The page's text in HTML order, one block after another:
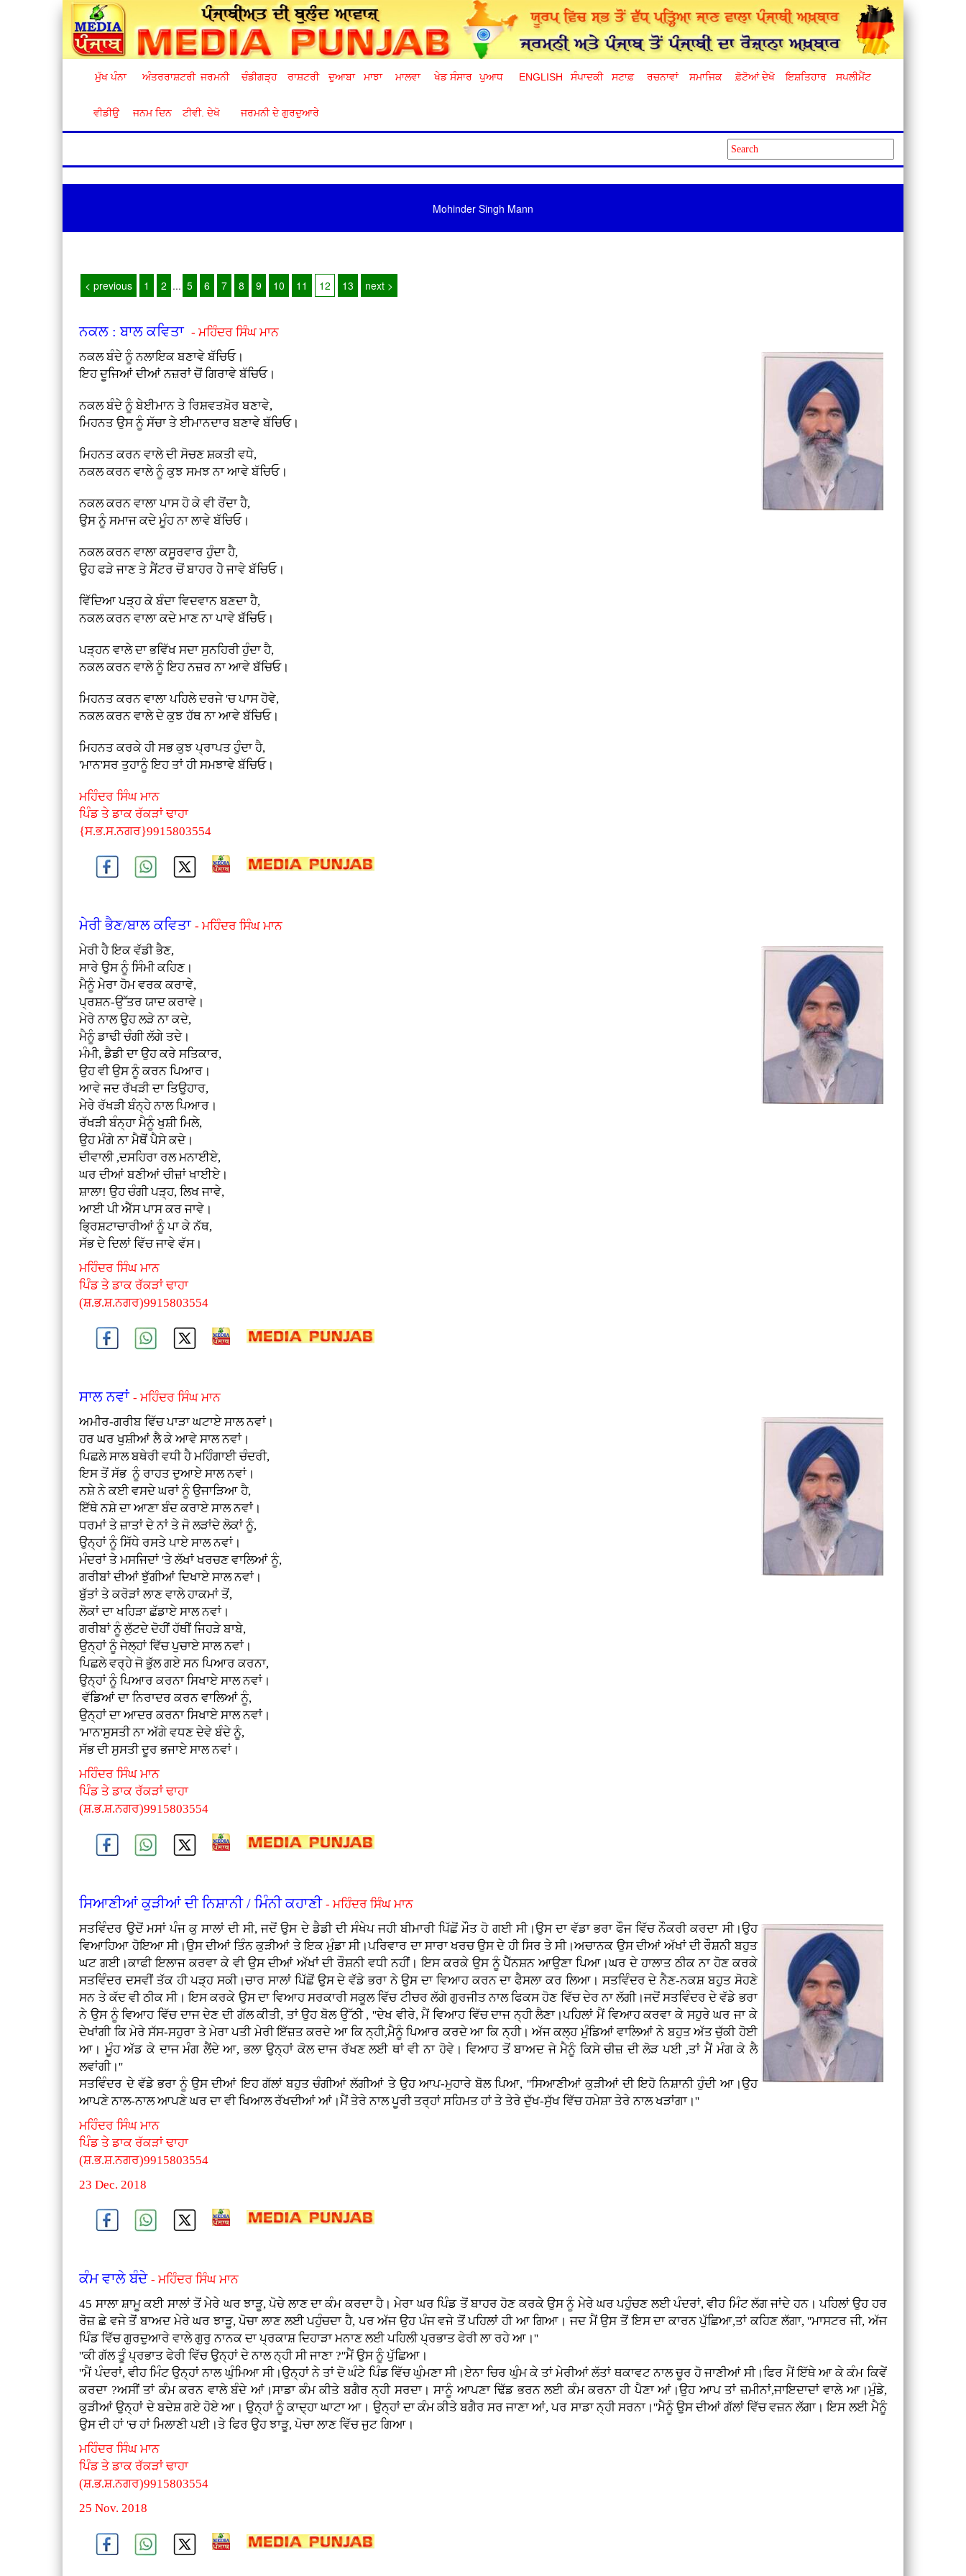
ਮੁੱਖ ਪੰਨਾ ਅੰਤਰਰਾਸ਼ਟਰੀ ਜਰਮਨੀ ਚੰਡੀਗੜ੍ਹ ਰਾਸ਼ਟਰੀ ਦੁਆਬਾ ਮਾਝਾ ਮਾਲਵਾ ਖੇਡ ਸੰਸਾਰ ਪੁਆਧ ENGLISH ਸੰਪਾਦਕੀ ਸਟਾਫ਼ ਰਚਨਾਵਾਂ ਸਮਾਜਿਕ ਫ਼ੋਟੋਆਂ ਦੇਖੋ ਇਸ਼ਤਿਹਾਰ ਸਪਲੀਮੈਂਟ
ਵੀਡੀਉ ਜਨਮ ਦਿਨ ਟੀਵੀ. ਦੇਖੋ ਜਰਮਨੀ ਦੇ ਗੁਰਦੁਆਰੇ
Mohinder Singh Mann
< previous 1 2 ... 5 6 7 8 9 10 11 12 13 next >
ਨਕਲ : ਬਾਲ ਕਵਿਤਾ- ਮਹਿੰਦਰ ਸਿੰਘ ਮਾਨ
ਨਕਲ ਬੰਦੇ ਨੂੰ ਨਲਾਇਕ ਬਣਾਵੇ ਬੱਚਿਓ।
ਇਹ ਦੂਜਿਆਂ ਦੀਆਂ ਨਜ਼ਰਾਂ ਚੋਂ ਗਿਰਾਵੇ ਬੱਚਿਓ।
ਨਕਲ ਬੰਦੇ ਨੂੰ ਬੇਈਮਾਨ ਤੇ ਰਿਸ਼ਵਤਖ਼ੋਰ ਬਣਾਵੇ,
ਮਿਹਨਤ ਉਸ ਨੂੰ ਸੱਚਾ ਤੇ ਈਮਾਨਦਾਰ ਬਣਾਵੇ ਬੱਚਿਓ।
ਮਿਹਨਤ ਕਰਨ ਵਾਲੇ ਦੀ ਸੋਚਣ ਸ਼ਕਤੀ ਵਧੇ,
ਨਕਲ ਕਰਨ ਵਾਲੇ ਨੂੰ ਕੁਝ ਸਮਝ ਨਾ ਆਵੇ ਬੱਚਿਓ।
ਨਕਲ ਕਰਨ ਵਾਲਾ ਪਾਸ ਹੋ ਕੇ ਵੀ ਰੋਂਦਾ ਹੈ,
ਉਸ ਨੂੰ ਸਮਾਜ ਕਦੇ ਮੂੰਹ ਨਾ ਲਾਵੇ ਬੱਚਿਓ।
ਨਕਲ ਕਰਨ ਵਾਲਾ ਕਸੂਰਵਾਰ ਹੁੰਦਾ ਹੈ,
ਉਹ ਫੜੇ ਜਾਣ ਤੇ ਸੈਂਟਰ ਚੋਂ ਬਾਹਰ ਹੇੋ ਜਾਵੇ ਬੱਚਿਓ।
ਵਿੱਦਿਆ ਪੜ੍ਹ ਕੇ ਬੰਦਾ ਵਿਦਵਾਨ ਬਣਦਾ ਹੈ,
ਨਕਲ ਕਰਨ ਵਾਲਾ ਕਦੇ ਮਾਣ ਨਾ ਪਾਵੇ ਬੱਚਿਓ।
ਪੜ੍ਹਨ ਵਾਲੇ ਦਾ ਭਵਿੱਖ ਸਦਾ ਸੁਨਹਿਰੀ ਹੁੰਦਾ ਹੈ,
ਨਕਲ ਕਰਨ ਵਾਲੇ ਨੂੰ ਇਹ ਨਜ਼ਰ ਨਾ ਆਵੇ ਬੱਚਿਓ।
ਮਿਹਨਤ ਕਰਨ ਵਾਲਾ ਪਹਿਲੇ ਦਰਜੇ 'ਚ ਪਾਸ ਹੋਵੇ,
ਨਕਲ ਕਰਨ ਵਾਲੇ ਦੇ ਕੁਝ ਹੱਥ ਨਾ ਆਵੇ ਬੱਚਿਓ।
ਮਿਹਨਤ ਕਰਕੇ ਹੀ ਸਭ ਕੁਝ ਪ੍ਰਾਪਤ ਹੁੰਦਾ ਹੈ,
'ਮਾਨ'ਸਰ ਤੁਹਾਨੂੰ ਇਹ ਤਾਂ ਹੀ ਸਮਝਾਵੇ ਬੱਚਿਓ।
ਮਹਿੰਦਰ ਸਿੰਘ ਮਾਨ
ਪਿੰਡ ਤੇ ਡਾਕ ਰੱਕੜਾਂ ਢਾਹਾ
{ਸ.ਭ.ਸ.ਨਗਰ}9915803554
ਮੇਰੀ ਭੈਣ/ਬਾਲ ਕਵਿਤਾ- ਮਹਿੰਦਰ ਸਿੰਘ ਮਾਨ
ਮੇਰੀ ਹੈ ਇਕ ਵੱਡੀ ਭੈਣ,
ਸਾਰੇ ਉਸ ਨੂੰ ਸਿੰਮੀ ਕਹਿਣ।
ਮੈਨੂੰ ਮੇਰਾ ਹੋਮ ਵਰਕ ਕਰਾਵੇ,
ਪ੍ਰਸ਼ਨ-ਉੱਤਰ ਯਾਦ ਕਰਾਵੇ।
ਮੇਰੇ ਨਾਲ ਉਹ ਲੜੇ ਨਾ ਕਦੇ,
ਮੈਨੂੰ ਡਾਢੀ ਚੰਗੀ ਲੱਗੇ ਤਦੇ।
ਮੰਮੀ, ਡੈਡੀ ਦਾ ਉਹ ਕਰੇ ਸਤਿਕਾਰ,
ਉਹ ਵੀ ਉਸ ਨੂੰ ਕਰਨ ਪਿਆਰ।
ਆਵੇ ਜਦ ਰੱਖੜੀ ਦਾ ਤਿਉਹਾਰ,
ਮੇਰੇ ਰੱਖੜੀ ਬੰਨ੍ਹੇ ਨਾਲ ਪਿਆਰ।
ਰੱਖੜੀ ਬੰਨ੍ਹਾ ਮੈਨੂੰ ਖੁਸ਼ੀ ਮਿਲੇ,
ਉਹ ਮੰਗੇ ਨਾ ਮੈਥੋਂ ਪੈਸੇ ਕਦੇ।
ਦੀਵਾਲੀ ,ਦਸਹਿਰਾ ਰਲ ਮਨਾਈਏ,
ਘਰ ਦੀਆਂ ਬਣੀਆਂ ਚੀਜ਼ਾਂ ਖਾਈਏ।
ਸ਼ਾਲਾ! ਉਹ ਚੰਗੀ ਪੜ੍ਹ, ਲਿਖ ਜਾਵੇ,
ਆਈ ਪੀ ਐੱਸ ਪਾਸ ਕਰ ਜਾਵੇ।
ਭ੍ਰਿਸ਼ਟਾਚਾਰੀਆਂ ਨੂੰ ਪਾ ਕੇ ਨੱਥ,
ਸੱਭ ਦੇ ਦਿਲਾਂ ਵਿੱਚ ਜਾਵੇ ਵੱਸ।
ਮਹਿੰਦਰ ਸਿੰਘ ਮਾਨ
ਪਿੰਡ ਤੇ ਡਾਕ ਰੱਕੜਾਂ ਢਾਹਾ
(ਸ਼.ਭ.ਸ਼.ਨਗਰ)9915803554
ਸਾਲ ਨਵਾਂ- ਮਹਿੰਦਰ ਸਿੰਘ ਮਾਨ
ਅਮੀਰ-ਗਰੀਬ ਵਿੱਚ ਪਾੜਾ ਘਟਾਏ ਸਾਲ ਨਵਾਂ।
ਹਰ ਘਰ ਖੁਸ਼ੀਆਂ ਲੈ ਕੇ ਆਵੇ ਸਾਲ ਨਵਾਂ।
ਪਿਛਲੇ ਸਾਲ ਬਥੇਰੀ ਵਧੀ ਹੈ ਮਹਿੰਗਾਈ ਚੰਦਰੀ,
ਇਸ ਤੋਂ ਸੱਭ ਨੂੰ ਰਾਹਤ ਦੁਆਏ ਸਾਲ ਨਵਾਂ।
ਨਸ਼ੇ ਨੇ ਕਈ ਵਸਦੇ ਘਰਾਂ ਨੂੰ ਉਜਾੜਿਆ ਹੈ,
ਇੱਥੇ ਨਸ਼ੇ ਦਾ ਆਣਾ ਬੰਦ ਕਰਾਏ ਸਾਲ ਨਵਾਂ।
ਧਰਮਾਂ ਤੇ ਜ਼ਾਤਾਂ ਦੇ ਨਾਂ ਤੇ ਜੋ ਲੜਾਂਦੇ ਲੋਕਾਂ ਨੂੰ,
ਉਨ੍ਹਾਂ ਨੂੰ ਸਿੱਧੇ ਰਸਤੇ ਪਾਏ ਸਾਲ ਨਵਾਂ।
ਮੰਦਰਾਂ ਤੇ ਮਸਜਿਦਾਂ 'ਤੇ ਲੱਖਾਂ ਖਰਚਣ ਵਾਲਿਆਂ ਨੂੰ,
ਗਰੀਬਾਂ ਦੀਆਂ ਝੁੱਗੀਆਂ ਦਿਖਾਏ ਸਾਲ ਨਵਾਂ।
ਬੁੱਤਾਂ ਤੇ ਕਰੋੜਾਂ ਲਾਣ ਵਾਲੇ ਹਾਕਮਾਂ ਤੋਂ,
ਲੋਕਾਂ ਦਾ ਖਹਿੜਾ ਛੱਡਾਏ ਸਾਲ ਨਵਾਂ।
ਗਰੀਬਾਂ ਨੂੰ ਲੁੱਟਦੇ ਦੋਹੀਂ ਹੱਥੀਂ ਜਿਹੜੇ ਬਾਬੇ,
ਉਨ੍ਹਾਂ ਨੂੰ ਜੇਲ੍ਹਾਂ ਵਿੱਚ ਪੁਚਾਏ ਸਾਲ ਨਵਾਂ।
ਪਿਛਲੇ ਵਰ੍ਹੇ ਜੋ ਭੁੱਲ ਗਏ ਸਨ ਪਿਆਰ ਕਰਨਾ,
ਉਨ੍ਹਾਂ ਨੂੰ ਪਿਆਰ ਕਰਨਾ ਸਿਖਾਏ ਸਾਲ ਨਵਾਂ।
ਵੱਡਿਆਂ ਦਾ ਨਿਰਾਦਰ ਕਰਨ ਵਾਲਿਆਂ ਨੂੰ,
ਉਨ੍ਹਾਂ ਦਾ ਆਦਰ ਕਰਨਾ ਸਿਖਾਏ ਸਾਲ ਨਵਾਂ।
'ਮਾਨ'ਸੁਸਤੀ ਨਾ ਅੱਗੇ ਵਧਣ ਦੇਵੇ ਬੰਦੇ ਨੂੰ,
ਸੱਭ ਦੀ ਸੁਸਤੀ ਦੂਰ ਭਜਾਏ ਸਾਲ ਨਵਾਂ।
ਮਹਿੰਦਰ ਸਿੰਘ ਮਾਨ
ਪਿੰਡ ਤੇ ਡਾਕ ਰੱਕੜਾਂ ਢਾਹਾ
(ਸ਼.ਭ.ਸ਼.ਨਗਰ)9915803554
ਸਿਆਣੀਆਂ ਕੁੜੀਆਂ ਦੀ ਨਿਸ਼ਾਨੀ / ਮਿੰਨੀ ਕਹਾਣੀ- ਮਹਿੰਦਰ ਸਿੰਘ ਮਾਨ
ਸਤਵਿੰਦਰ ਉਦੋਂ ਮਸਾਂ ਪੰਜ ਕੁ ਸਾਲਾਂ ਦੀ ਸੀ, ਜਦੋਂ ਉਸ ਦੇ ਡੈਡੀ ਦੀ ਸੰਖੇਪ ਜਹੀ ਬੀਮਾਰੀ ਪਿੱਛੋਂ ਮੌਤ ਹੋ ਗਈ ਸੀ।ਉਸ ਦਾ ਵੱਡਾ ਭਰਾ ਫੌਜ ਵਿੱਚ ਨੌਕਰੀ ਕਰਦਾ ਸੀ।ਉਹ
ਵਿਆਹਿਆ ਹੋਇਆ ਸੀ।ਉਸ ਦੀਆਂ ਤਿੰਨ ਕੁੜੀਆਂ ਤੇ ਇਕ ਮੁੰਡਾ ਸੀ।ਪਰਿਵਾਰ ਦਾ ਸਾਰਾ ਖਰਚ ਉਸ ਦੇ ਹੀ ਸਿਰ ਤੇ ਸੀ।ਅਚਾਨਕ ਉਸ ਦੀਆਂ ਅੱਖਾਂ ਦੀ ਰੌਸ਼ਨੀ ਬਹੁਤ
ਘਟ ਗਈ।ਕਾਫੀ ਇਲਾਜ ਕਰਵਾ ਕੇ ਵੀ ਉਸ ਦੀਆਂ ਅੱਖਾਂ ਦੀ ਰੌਸ਼ਨੀ ਵਧੀ ਨਹੀਂ। ਇਸ ਕਰਕੇ ਉਸ ਨੂੰ ਪੈੱਨਸ਼ਨ ਆਉਣਾ ਪਿਆ।ਘਰ ਦੇ ਹਾਲਾਤ ਠੀਕ ਨਾ ਹੋਣ ਕਰਕੇ
ਸਤਵਿੰਦਰ ਦਸਵੀਂ ਤੱਕ ਹੀ ਪੜ੍ਹ ਸਕੀ।ਚਾਰ ਸਾਲਾਂ ਪਿੱਛੋਂ ਉਸ ਦੇ ਵੱਡੇ ਭਰਾ ਨੇ ਉਸ ਦਾ ਵਿਆਹ ਕਰਨ ਦਾ ਫੈਸਲਾ ਕਰ ਲਿਆ। ਸਤਵਿੰਦਰ ਦੇ ਨੈਣ-ਨਕਸ਼ ਬਹੁਤ ਸੋਹਣੇ
ਸਨ ਤੇ ਕੱਦ ਵੀ ਠੀਕ ਸੀ। ਇਸ ਕਰਕੇ ਉਸ ਦਾ ਵਿਆਹ ਸਰਕਾਰੀ ਸਕੂਲ ਵਿੱਚ ਟੀਚਰ ਲੱਗੇ ਗੁਰਜੀਤ ਨਾਲ ਫਿਕਸ ਹੋਣ ਵਿੱਚ ਦੇਰ ਨਾ ਲੱਗੀ।ਜਦੋਂ ਸਤਵਿੰਦਰ ਦੇ ਵੱਡੇ ਭਰਾ
ਨੇ ਉਸ ਨੂੰ ਵਿਆਹ ਵਿੱਚ ਦਾਜ ਦੇਣ ਦੀ ਗੱਲ ਕੀਤੀ, ਤਾਂ ਉਹ ਬੋਲ ਉੱਠੀ , ''ਦੇਖ ਵੀਰੇ, ਮੈਂ ਵਿਆਹ ਵਿੱਚ ਦਾਜ ਨ੍ਹੀ ਲੈਣਾ।ਪਹਿਲਾਂ ਮੈਂ ਵਿਆਹ ਕਰਵਾ ਕੇ ਸਹੁਰੇ ਘਰ ਜਾ ਕੇ
ਦੇਖਾਂਗੀ ਕਿ ਮੇਰੇ ਸੱਸ-ਸਹੁਰਾ ਤੇ ਮੇਰਾ ਪਤੀ ਮੇਰੀ ਇੱਜ਼ਤ ਕਰਦੇ ਆ ਕਿ ਨ੍ਹੀ,ਮੈਨੂੰ ਪਿਆਰ ਕਰਦੇ ਆ ਕਿ ਨ੍ਹੀ। ਅੱਜ ਕਲ੍ਹ ਮੁੰਡਿਆਂ ਵਾਲਿਆਂ ਨੇ ਬਹੁਤ ਅੱਤ ਚੁੱਕੀ ਹੋਈ
ਆ। ਮੂੰਹ ਅੱਡ ਕੇ ਦਾਜ ਮੰਗ ਲੈਂਦੇ ਆ, ਭਲਾ ਉਨ੍ਹਾਂ ਕੋਲ ਦਾਜ ਰੱਖਣ ਲਈ ਥਾਂ ਵੀ ਨਾ ਹੋਵੇ। ਵਿਆਹ ਤੋਂ ਬਾਅਦ ਜੇ ਮੈਨੂੰ ਕਿਸੇ ਚੀਜ਼ ਦੀ ਲੋੜ ਪਈ ,ਤਾਂ ਮੈਂ ਮੰਗ ਕੇ ਲੈ
ਲਵਾਂਗੀ।''
ਸਤਵਿੰਦਰ ਦੇ ਵੱਡੇ ਭਰਾ ਨੂੰ ਉਸ ਦੀਆਂ ਇਹ ਗੱਲਾਂ ਬਹੁਤ ਚੰਗੀਆਂ ਲੱਗੀਆਂ ਤੇ ਉਹ ਆਪ-ਮੁਹਾਰੇ ਬੋਲ ਪਿਆ, ''ਸਿਆਣੀਆਂ ਕੁੜੀਆਂ ਦੀ ਇਹੋ ਨਿਸ਼ਾਨੀ ਹੁੰਦੀ ਆ।ਉਹ
ਆਪਣੇ ਨਾਲ-ਨਾਲ ਆਪਣੇ ਘਰ ਦਾ ਵੀ ਖਿਆਲ ਰੱਖਦੀਆਂ ਆਂ।ਮੈਂ ਤੇਰੇ ਨਾਲ ਪੂਰੀ ਤਰ੍ਹਾਂ ਸਹਿਮਤ ਹਾਂ ਤੇ ਤੇਰੇ ਦੁੱਖ-ਸੁੱਖ ਵਿੱਚ ਹਮੇਸ਼ਾ ਤੇਰੇ ਨਾਲ ਖੜਾਂਗਾ।''
ਮਹਿੰਦਰ ਸਿੰਘ ਮਾਨ
ਪਿੰਡ ਤੇ ਡਾਕ ਰੱਕੜਾਂ ਢਾਹਾ
(ਸ਼.ਭ.ਸ਼.ਨਗਰ)9915803554
23 Dec. 2018
ਕੰਮ ਵਾਲੇ ਬੰਦੇ- ਮਹਿੰਦਰ ਸਿੰਘ ਮਾਨ
45 ਸਾਲਾ ਸ਼ਾਮੂ ਕਈ ਸਾਲਾਂ ਤੋਂ ਮੇਰੇ ਘਰ ਝਾੜੂ, ਪੋਚੇ ਲਾਣ ਦਾ ਕੰਮ ਕਰਦਾ ਹੈ। ਮੇਰਾ ਘਰ ਪਿੰਡ ਤੋਂ ਬਾਹਰ ਹੋਣ ਕਰਕੇ ਉਸ ਨੂੰ ਮੇਰੇ ਘਰ ਪਹੁੰਚਣ ਲਈ ਪੰਦਰਾਂ, ਵੀਹ ਮਿੰਟ ਲੱਗ ਜਾਂਦੇ ਹਨ। ਪਹਿਲਾਂ ਉਹ ਹਰ
ਰੋਜ਼ ਛੇ ਵਜੇ ਤੋਂ ਬਾਅਦ ਮੇਰੇ ਘਰ ਝਾੜੂ, ਪੋਚਾ ਲਾਣ ਲਈ ਪਹੁੰਚਦਾ ਹੈ, ਪਰ ਅੱਜ ਉਹ ਪੰਜ ਵਜੇ ਤੋਂ ਪਹਿਲਾਂ ਹੀ ਆ ਗਿਆ। ਜਦ ਮੈਂ ਉਸ ਤੋਂ ਇਸ ਦਾ ਕਾਰਨ ਪੁੱਛਿਆ,ਤਾਂ ਕਹਿਣ ਲੱਗਾ, ''ਮਾਸਟਰ ਜੀ, ਅੱਜ
ਪਿੰਡ ਵਿੱਚ ਗੁਰਦੁਆਰੇ ਵਾਲੇ ਗੁਰੁ ਨਾਨਕ ਦਾ ਪ੍ਰਕਾਸ਼ ਦਿਹਾੜਾ ਮਨਾਣ ਲਈ ਪਹਿਲੀ ਪ੍ਰਭਾਤ ਫੇਰੀ ਲਾ ਰਹੇ ਆ।''
''ਕੀ ਗੱਲ ਤੂੰ ਪ੍ਰਭਾਤ ਫੇਰੀ ਵਿੱਚ ਉਨ੍ਹਾਂ ਦੇ ਨਾਲ ਨ੍ਹੀ ਸੀ ਜਾਣਾ ?''ਮੈਂ ਉਸ ਨੂੰ ਪੁੱਛਿਆ।
''ਮੈਂ ਪੰਦਰਾਂ, ਵੀਹ ਮਿੰਟ ਉਨ੍ਹਾਂ ਨਾਲ ਘੁੰਮਿਆ ਸੀ।ਉਨ੍ਹਾਂ ਨੇ ਤਾਂ ਦੋ ਘੰਟੇ ਪਿੰਡ ਵਿੱਚ ਘੁੰਮਣਾ ਸੀ।ਏਨਾ ਚਿਰ ਘੁੰਮ ਕੇ ਤਾਂ ਮੇਰੀਆਂ ਲੱਤਾਂ ਥਕਾਵਟ ਨਾਲ ਚੂਰ ਹੋ ਜਾਣੀਆਂ ਸੀ।ਫਿਰ ਮੈਂ ਇੱਥੇ ਆ ਕੇ ਕੰਮ ਕਿਵੇਂ
ਕਰਦਾ ?ਅਸੀਂ ਤਾਂ ਕੰਮ ਕਰਨ ਵਾਲੇ ਬੰਦੇ ਆਂ।ਸਾਡਾ ਕੰਮ ਕੀਤੇ ਬਗੈਰ ਨ੍ਹੀ ਸਰਦਾ। ਸਾਨੂੰ ਆਪਣਾ ਢਿੱਡ ਭਰਨ ਲਈ ਕੰਮ ਕਰਨਾ ਹੀ ਪੈਣਾ ਆਂ।ਉਹ ਆਪ ਤਾਂ ਜ਼ਮੀਨਾਂ,ਜਾਇਦਾਦਾਂ ਵਾਲੇ ਆ।ਮੁੰਡੇ,
ਕੁੜੀਆਂ ਉਨ੍ਹਾਂ ਦੇ ਬਦੇਸ਼ ਗਏ ਹੋਏ ਆ। ਉਨ੍ਹਾਂ ਨੂੰ ਕਾਦ੍ਹਾ ਘਾਟਾ ਆ। ਉਨ੍ਹਾਂ ਦਾ ਕੰਮ ਕੀਤੇ ਬਗੈਰ ਸਰ ਜਾਣਾ ਆਂ, ਪਰ ਸਾਡਾ ਨ੍ਹੀ ਸਰਨਾ।''ਮੈਨੂੰ ਉਸ ਦੀਆਂ ਗੱਲਾਂ ਵਿੱਚ ਵਜ਼ਨ ਲੱਗਾ। ਇਸ ਲਈ ਮੈਨੂੰ
ਉਸ ਦੀ ਹਾਂ 'ਚ ਹਾਂ ਮਿਲਾਣੀ ਪਈ।ਤੇ ਫਿਰ ਉਹ ਝਾੜੂ, ਪੋਚਾ ਲਾਣ ਵਿੱਚ ਜੁਟ ਗਿਆ।
ਮਹਿੰਦਰ ਸਿੰਘ ਮਾਨ
ਪਿੰਡ ਤੇ ਡਾਕ ਰੱਕੜਾਂ ਢਾਹਾ
(ਸ਼.ਭ.ਸ਼.ਨਗਰ)9915803554
25 Nov. 2018